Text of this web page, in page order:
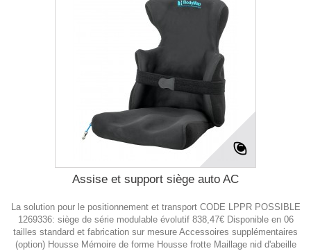
Assise et support siège auto AC
La solution pour le positionnement et transport CODE LPPR POSSIBLE
1269336: siège de série modulable évolutif 838,47€ Disponible en 06
tailles standard et fabrication sur mesure Accessoires supplémentaires
(option) Housse Mémoire de forme Housse frotte Maillage nid d'abeille